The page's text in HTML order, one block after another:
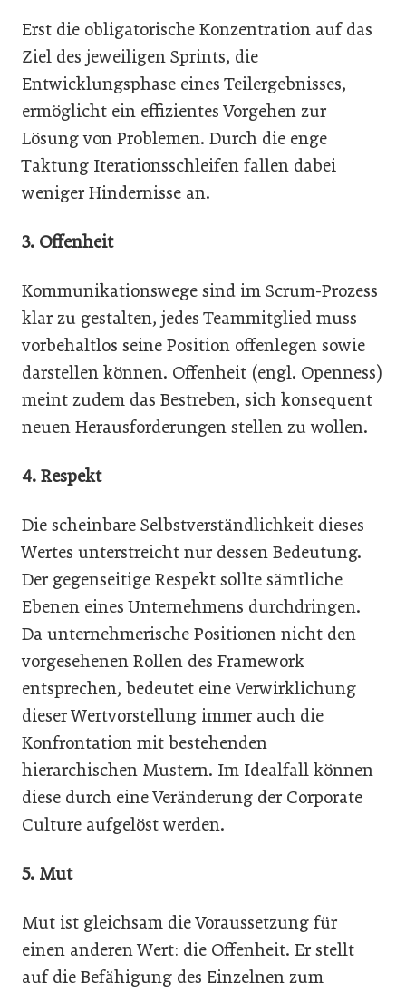
Erst die obligatorische Konzentration auf das
Ziel des jeweiligen Sprints, die
Entwicklungsphase eines Teilergebnisses,
ermöglicht ein effizientes Vorgehen zur
Lösung von Problemen. Durch die enge
Taktung Iterationsschleifen fallen dabei
weniger Hindernisse an.
3. Offenheit
Kommunikationswege sind im Scrum-Prozess
klar zu gestalten, jedes Teammitglied muss
vorbehaltlos seine Position offenlegen sowie
darstellen können. Offenheit (engl. Openness)
meint zudem das Bestreben, sich konsequent
neuen Herausforderungen stellen zu wollen.
4. Respekt
Die scheinbare Selbstverständlichkeit dieses
Wertes unterstreicht nur dessen Bedeutung.
Der gegenseitige Respekt sollte sämtliche
Ebenen eines Unternehmens durchdringen.
Da unternehmerische Positionen nicht den
vorgesehenen Rollen des Framework
entsprechen, bedeutet eine Verwirklichung
dieser Wertvorstellung immer auch die
Konfrontation mit bestehenden
hierarchischen Mustern. Im Idealfall können
diese durch eine Veränderung der Corporate
Culture aufgelöst werden.
5. Mut
Mut ist gleichsam die Voraussetzung für
einen anderen Wert: die Offenheit. Er stellt
auf die Befähigung des Einzelnen zum